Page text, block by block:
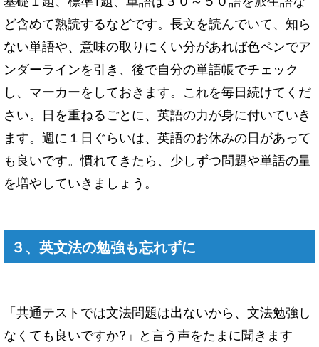
ど含めて熟読するなどです。長文を読んでいて、知ら
ない単語や、意味の取りにくい分があれば色ペンでア
ンダーラインを引き、後で自分の単語帳でチェック
し、マーカーをしておきます。これを毎日続けてくだ
さい。日を重ねるごとに、英語の力が身に付いていき
ます。週に１日ぐらいは、英語のお休みの日があって
も良いです。慣れてきたら、少しずつ問題や単語の量
を増やしていきましょう。
３、英文法の勉強も忘れずに
「共通テストでは文法問題は出ないから、文法勉強し
なくても良いですか?」と言う声をたまに聞きます